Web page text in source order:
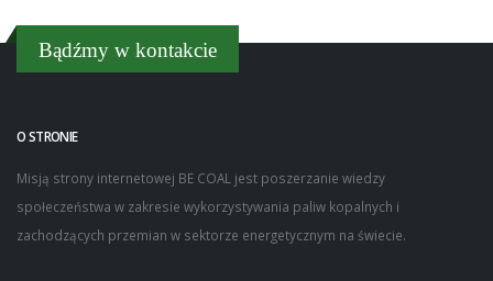
Bądźmy w kontakcie
O STRONIE
Misją strony internetowej BE COAL jest poszerzanie wiedzy
społeczeństwa w zakresie wykorzystywania paliw kopalnych i
zachodzących przemian w sektorze energetycznym na świecie.